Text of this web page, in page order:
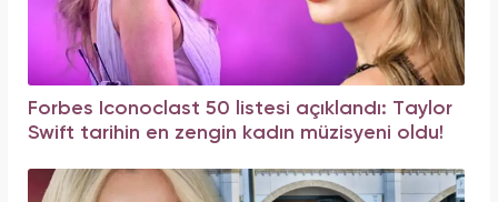
Forbes Iconoclast 50 listesi açıklandı: Taylor
Swift tarihin en zengin kadın müzisyeni oldu!